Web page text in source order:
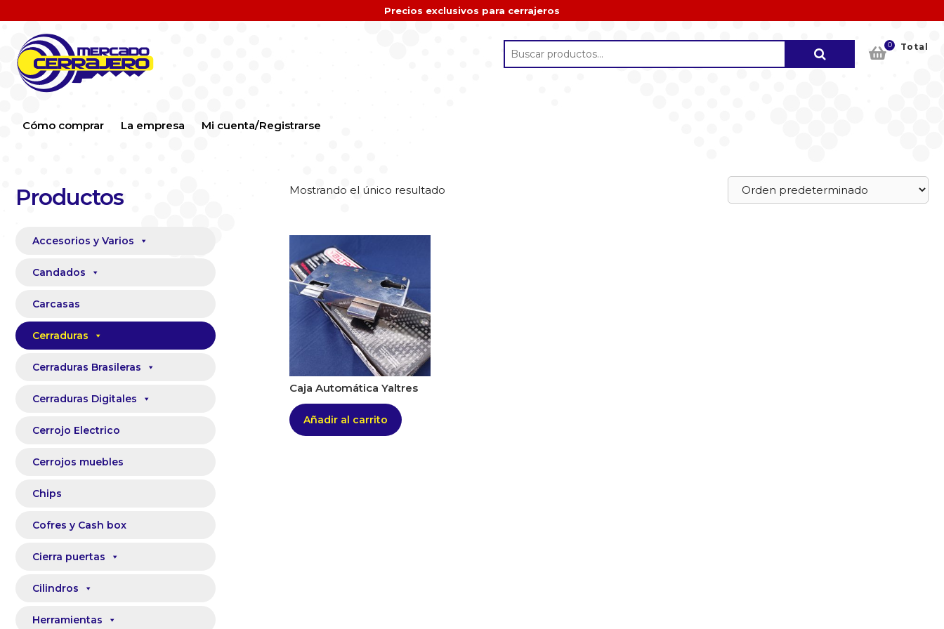
Precios exclusivos para cerrajeros
Buscar
0 Total
Cómo comprar La empresa Mi cuenta/Registrarse
Mostrando el único resultado
Caja Automática Yaltres
Añadir al carrito
Productos
Accesorios y Varios
Candados
Carcasas
Cerraduras
Cerraduras Brasileras
Cerraduras Digitales
Cerrojo Electrico
Cerrojos muebles
Chips
Cofres y Cash box
Cierra puertas
Cilindros
Herramientas